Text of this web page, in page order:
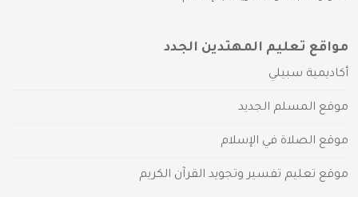
مواقع تعليم المهتدين الجدد
أكاديمية سبيلي
موقع المسلم الجديد
موقع الصلاة في الإسلام
موقع تعليم تفسير وتجويد القرآن الكريم